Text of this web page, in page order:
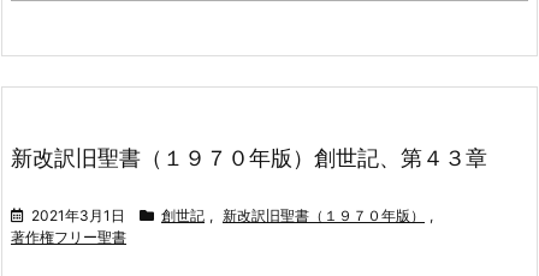
新改訳旧聖書（１９７０年版）創世記、第４３章
2021年3月1日 創世記 , 新改訳旧聖書（１９７０年版）
,
著作権フリー聖書